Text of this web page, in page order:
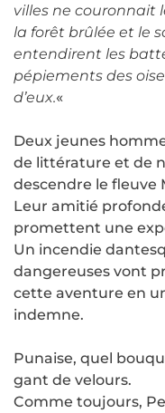
villes ne couronnait
la forêt brûlée et le
entendirent les
pépiements des
d’eux.«
Deux jeunes
de littérature et de
descendre le fleuve
Leur amitié
promettent une
Un incendie
dangereuses vont
cette aventure en
indemne.
Punaise, quel
gant de velours.
Comme toujours,